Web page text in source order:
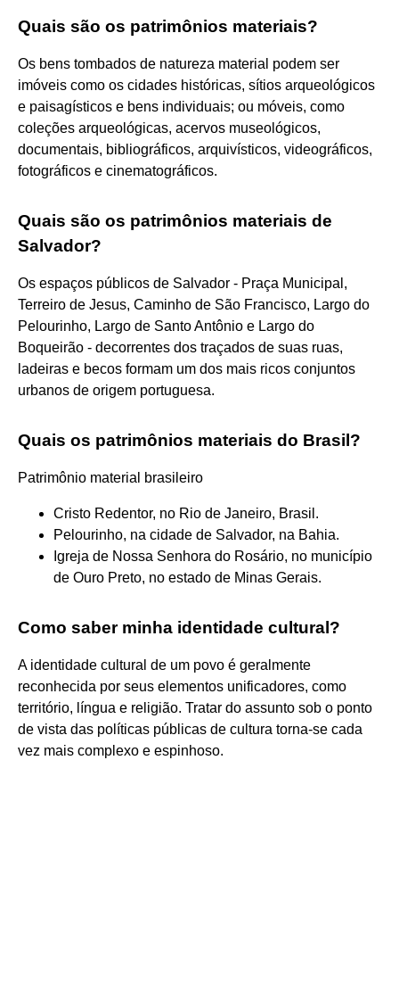
Quais são os patrimônios materiais?
Os bens tombados de natureza material podem ser
imóveis como os cidades históricas, sítios arqueológicos
e paisagísticos e bens individuais; ou móveis, como
coleções arqueológicas, acervos museológicos,
documentais, bibliográficos, arquivísticos, videográficos,
fotográficos e cinematográficos.
Quais são os patrimônios materiais de
Salvador?
Os espaços públicos de Salvador - Praça Municipal,
Terreiro de Jesus, Caminho de São Francisco, Largo do
Pelourinho, Largo de Santo Antônio e Largo do
Boqueirão - decorrentes dos traçados de suas ruas,
ladeiras e becos formam um dos mais ricos conjuntos
urbanos de origem portuguesa.
Quais os patrimônios materiais do Brasil?
Patrimônio material brasileiro
Cristo Redentor, no Rio de Janeiro, Brasil.
Pelourinho, na cidade de Salvador, na Bahia.
Igreja de Nossa Senhora do Rosário, no município
de Ouro Preto, no estado de Minas Gerais.
Como saber minha identidade cultural?
A identidade cultural de um povo é geralmente
reconhecida por seus elementos unificadores, como
território, língua e religião. Tratar do assunto sob o ponto
de vista das políticas públicas de cultura torna-se cada
vez mais complexo e espinhoso.